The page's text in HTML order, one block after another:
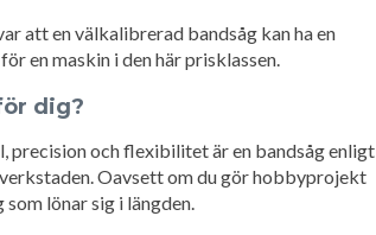
att en välkalibrerad bandsåg kan ha en
en maskin i den här prisklassen.
dig?
precision och flexibilitet är en bandsåg enligt
Oavsett om du gör hobbyprojekt
lönar sig i längden.